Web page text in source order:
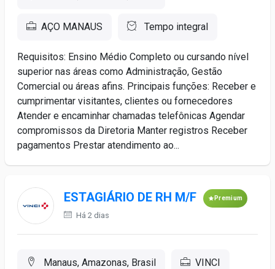
AÇO MANAUS Tempo integral
Requisitos: Ensino Médio Completo ou cursando nível
superior nas áreas como Administração, Gestão
Comercial ou áreas afins. Principais funções: Receber e
cumprimentar visitantes, clientes ou fornecedores
Atender e encaminhar chamadas telefônicas Agendar
compromissos da Diretoria Manter registros Receber
pagamentos Prestar atendimento ao...
ESTAGIÁRIO DE RH M/F Premium
Há 2 dias
Manaus, Amazonas, Brasil VINCI